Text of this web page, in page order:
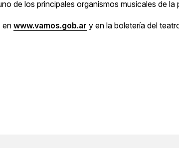
de los principales organismos musicales de la
en www.vamos.gob.ar y en la boletería del